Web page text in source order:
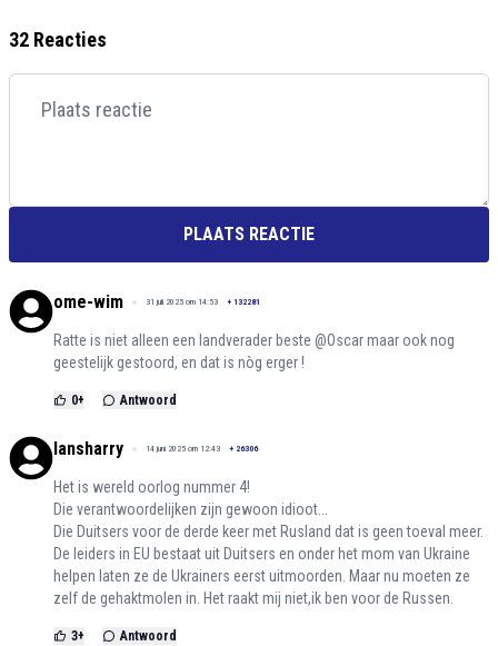
32 Reacties
PLAATS REACTIE
ome-wim 31 juli 2025 om 14:53 + 132281
Ratte is niet alleen een landverader beste @Oscar maar ook nog
geestelijk gestoord, en dat is nòg erger !
0+ Antwoord
lansharry 14 juni 2025 om 12:43 + 26306
Het is wereld oorlog nummer 4!
Die verantwoordelijken zijn gewoon idioot...
Die Duitsers voor de derde keer met Rusland dat is geen toeval meer.
De leiders in EU bestaat uit Duitsers en onder het mom van Ukraine
helpen laten ze de Ukrainers eerst uitmoorden. Maar nu moeten ze
zelf de gehaktmolen in. Het raakt mij niet,ik ben voor de Russen.
3+ Antwoord